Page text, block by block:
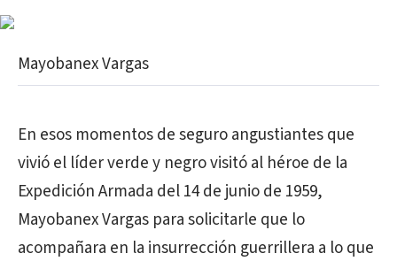
Mayobanex Vargas
En esos momentos de seguro angustiantes que
vivió el líder verde y negro visitó al héroe de la
Expedición Armada del 14 de junio de 1959,
Mayobanex Vargas para solicitarle que lo
acompañara en la insurrección guerrillera a lo que